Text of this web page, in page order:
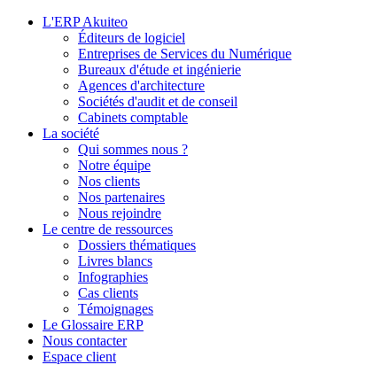
L'ERP Akuiteo
Éditeurs de logiciel
Entreprises de Services du Numérique
Bureaux d'étude et ingénierie
Agences d'architecture
Sociétés d'audit et de conseil
Cabinets comptable
La société
Qui sommes nous ?
Notre équipe
Nos clients
Nos partenaires
Nous rejoindre
Le centre de ressources
Dossiers thématiques
Livres blancs
Infographies
Cas clients
Témoignages
Le Glossaire ERP
Nous contacter
Espace client